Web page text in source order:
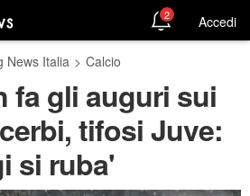
2 Accedi
News Italia > Calcio
fa gli auguri sui
tifosi Juve:
si ruba'